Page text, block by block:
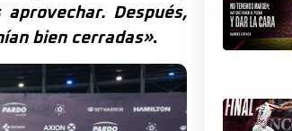
Después,
bien cerradas».